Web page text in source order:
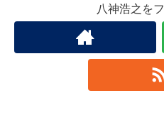
八神浩之を